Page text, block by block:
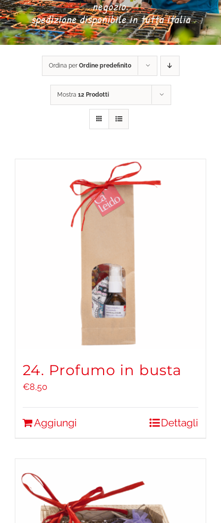
DONA ORA
CARRELLO
negozio.
spedizione disponibile in tutta italia
Ordina per Ordine predefinito
Mostra 12 Prodotti
24. Profumo in busta
€8,50
Aggiungi Dettagli